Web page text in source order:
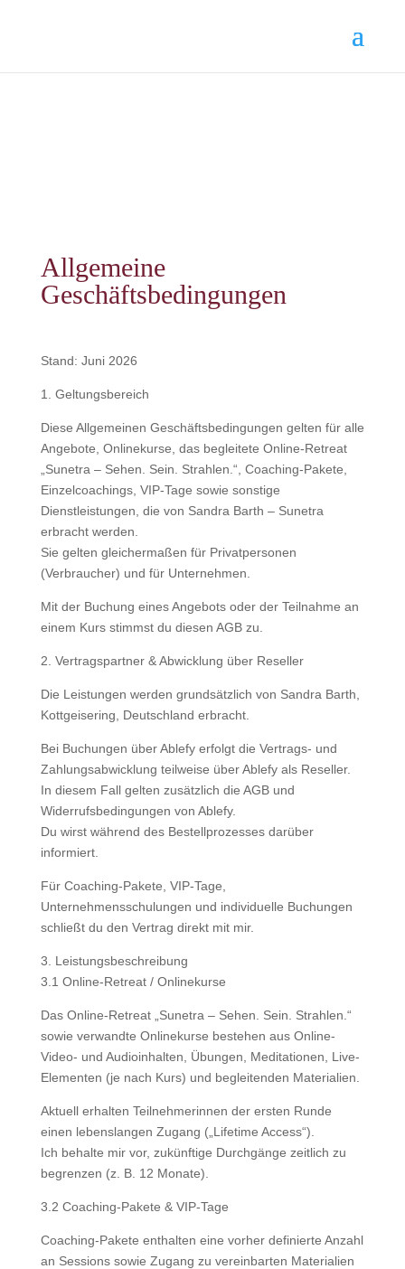
Allgemeine
Geschäftsbedingungen
Stand: Juni 2026
1. Geltungsbereich
Diese Allgemeinen Geschäftsbedingungen gelten für alle
Angebote, Onlinekurse, das begleitete Online-Retreat
„Sunetra – Sehen. Sein. Strahlen.“, Coaching-Pakete,
Einzelcoachings, VIP-Tage sowie sonstige
Dienstleistungen, die von Sandra Barth – Sunetra
erbracht werden.
Sie gelten gleichermaßen für Privatpersonen
(Verbraucher) und für Unternehmen.
Mit der Buchung eines Angebots oder der Teilnahme an
einem Kurs stimmst du diesen AGB zu.
2. Vertragspartner & Abwicklung über Reseller
Die Leistungen werden grundsätzlich von Sandra Barth,
Kottgeisering, Deutschland erbracht.
Bei Buchungen über Ablefy erfolgt die Vertrags- und
Zahlungsabwicklung teilweise über Ablefy als Reseller.
In diesem Fall gelten zusätzlich die AGB und
Widerrufsbedingungen von Ablefy.
Du wirst während des Bestellprozesses darüber
informiert.
Für Coaching-Pakete, VIP-Tage,
Unternehmensschulungen und individuelle Buchungen
schließt du den Vertrag direkt mit mir.
3. Leistungsbeschreibung
3.1 Online-Retreat / Onlinekurse
Das Online-Retreat „Sunetra – Sehen. Sein. Strahlen.“
sowie verwandte Onlinekurse bestehen aus Online-
Video- und Audioinhalten, Übungen, Meditationen, Live-
Elementen (je nach Kurs) und begleitenden Materialien.
Aktuell erhalten Teilnehmerinnen der ersten Runde
einen lebenslangen Zugang („Lifetime Access“).
Ich behalte mir vor, zukünftige Durchgänge zeitlich zu
begrenzen (z. B. 12 Monate).
3.2 Coaching-Pakete & VIP-Tage
Coaching-Pakete enthalten eine vorher definierte Anzahl
an Sessions sowie Zugang zu vereinbarten Materialien